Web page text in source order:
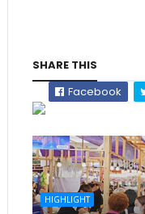
SHARE THIS
Facebook
HIGHLIGHT